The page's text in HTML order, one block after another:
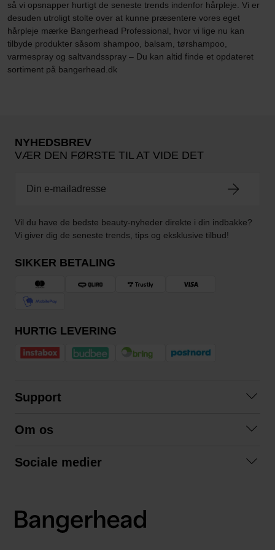
så vi opsnapper hurtigt de seneste trends indenfor hårpleje. Vi er
desuden utroligt stolte over at kunne præsentere vores eget
hårpleje mærke Bangerhead Professional, hvor vi lige nu kan
tilbyde produkter såsom shampoo, balsam, tørshampoo,
varmespray og saltvandsspray – Du kan altid finde et opdateret
sortiment på bangerhead.dk
NYHEDSBREV
VÆR DEN FØRSTE TIL AT VIDE DET
Vil du have de bedste beauty-nyheder direkte i din indbakke?
Vi giver dig de seneste trends, tips og eksklusive tilbud!
SIKKER BETALING
HURTIG LEVERING
Support
Betingelser
Om os
Sociale medier
LinkedIn